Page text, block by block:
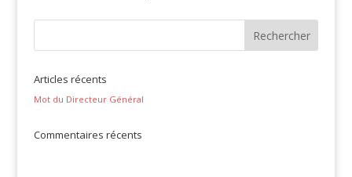
Articles récents
Mot du Directeur Général
Commentaires récents